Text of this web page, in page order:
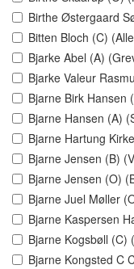
Birthe Østergaard
Bitten Bloch (C)
Bjarke Abel (A)
Bjarke Valeur
Bjarne Birk Hansen
Bjarne Hansen (A)
Bjarne Hartung
Bjarne Jensen (B)
Bjarne Jensen (O)
Bjarne Juel Møller
Bjarne Kaspersen
Bjarne Kogsbøll (C)
Bjarne Kongsted C